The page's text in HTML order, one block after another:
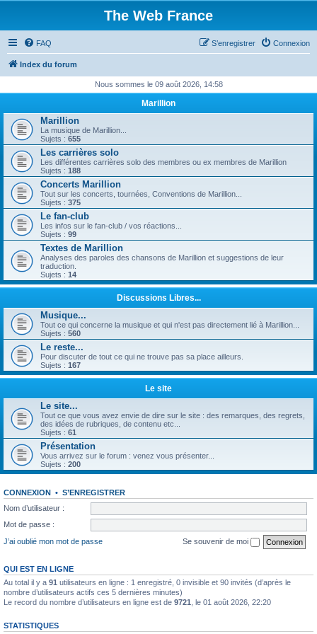
The Web France
FAQ Connexion
S’enregistrer
Index du forum
Nous sommes le 09 août 2026, 14:58
Marillion
Marillion
La musique de Marillion...
Sujets : 655
Les carrières solo
Les différentes carrières solo des membres ou ex membres de Marillion
Sujets : 188
Concerts Marillion
Tout sur les concerts, tournées, Conventions de Marillion...
Sujets : 375
Le fan-club
Les infos sur le fan-club / vos réactions...
Sujets : 99
Textes de Marillion
Analyses des paroles des chansons de Marillion et suggestions de leur
traduction.
Sujets : 14
Discussions Libres...
Musique...
Tout ce qui concerne la musique et qui n'est pas directement lié à Marillion...
Sujets : 560
Le reste...
Pour discuter de tout ce qui ne trouve pas sa place ailleurs.
Sujets : 167
Le site
Le site...
Tout ce que vous avez envie de dire sur le site : des remarques, des regrets,
des idées de rubriques, de contenu etc...
Sujets : 61
Présentation
Vous arrivez sur le forum : venez vous présenter...
Sujets : 200
CONNEXION • S’ENREGISTRER
Nom d’utilisateur :
Mot de passe :
J’ai oublié mon mot de passe
Se souvenir de moi
QUI EST EN LIGNE
Au total il y a 91 utilisateurs en ligne : 1 enregistré, 0 invisible et 90 invités (d’après le
nombre d’utilisateurs actifs ces 5 dernières minutes)
Le record du nombre d’utilisateurs en ligne est de 9721 , le 01 août 2026, 22:20
STATISTIQUES